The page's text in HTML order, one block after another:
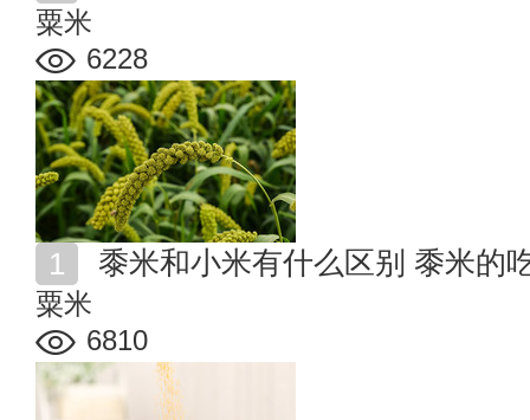
粟米
6228
黍米和小米有什么区别 黍米的
粟米
6810